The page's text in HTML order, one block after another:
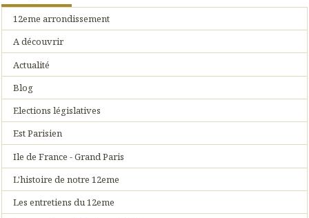
12eme arrondissement
A découvrir
Actualité
Blog
Elections législatives
Est Parisien
Ile de France - Grand Paris
L'histoire de notre 12eme
Les entretiens du 12eme